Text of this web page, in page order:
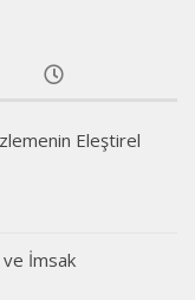
Eleştirel
ve İmsak